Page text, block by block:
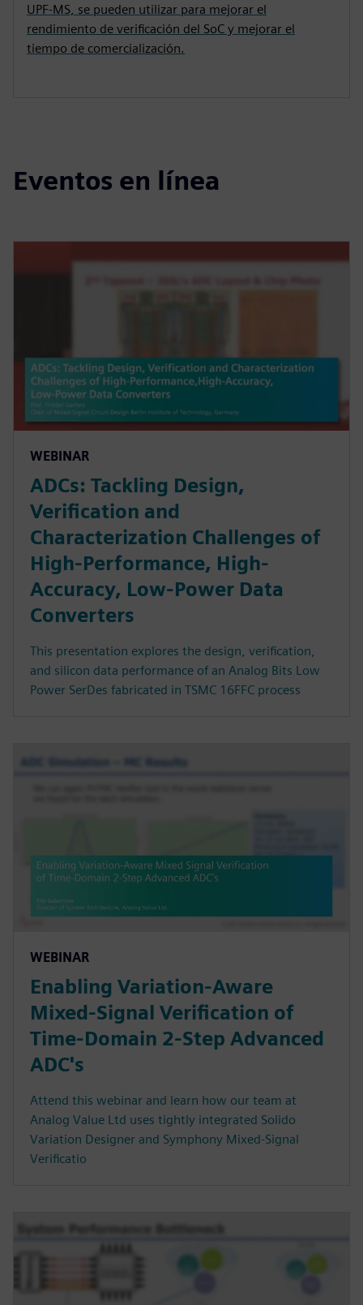
UPF-MS, se pueden utilizar para mejorar el
rendimiento de verificación del SoC y mejorar el
tiempo de comercialización.
Eventos en línea
WEBINAR
ADCs: Tackling Design,
Verification and
Characterization Challenges of
High-Performance, High-
Accuracy, Low-Power Data
Converters
This presentation explores the design, verification,
and silicon data performance of an Analog Bits Low
Power SerDes fabricated in TSMC 16FFC process
WEBINAR
Enabling Variation-Aware
Mixed-Signal Verification of
Time-Domain 2-Step Advanced
ADC's
Attend this webinar and learn how our team at
Analog Value Ltd uses tightly integrated Solido
Variation Designer and Symphony Mixed-Signal
Verificatio